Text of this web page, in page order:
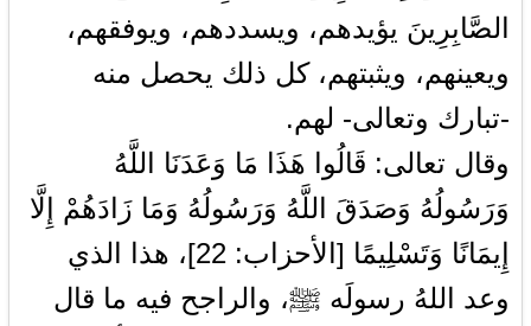
الصَّابِرِينَ يؤيدهم، ويسددهم، ويوفقهم،
ويعينهم، ويثبتهم، كل ذلك يحصل منه
-تبارك وتعالى- لهم.
وقال تعالى: قَالُوا هَذَا مَا وَعَدَنَا اللَّهُ
وَرَسُولُهُ وَصَدَقَ اللَّهُ وَرَسُولُهُ وَمَا زَادَهُمْ إِلَّا
إِيمَانًا وَتَسْلِيمًا [الأحزاب: 22]، هذا الذي
وعد اللهُ رسولَه ﷺ، والراجح فيه ما قال